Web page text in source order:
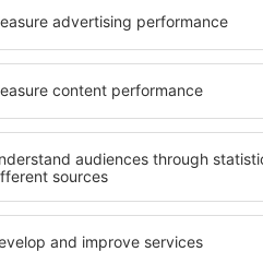
în funcție de nevoi și de
devreme, aveți garanţia că
relaxa, fără a fi nevoie să
altă unitate de cazare.
spre Sa Pobla și vă veţi